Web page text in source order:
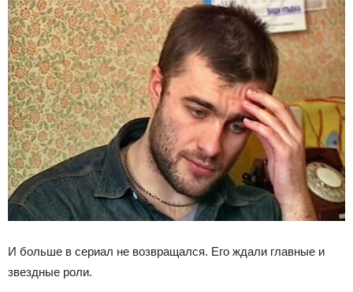
И больше в сериал не возвращался. Его ждали главные и
звездные роли.